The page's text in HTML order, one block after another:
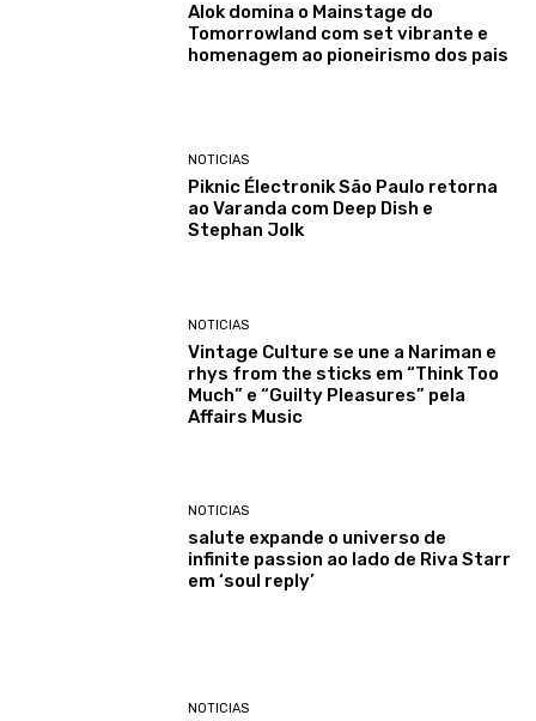
Alok domina o Mainstage do
Tomorrowland com set vibrante e
homenagem ao pioneirismo dos pais
NOTICIAS
Piknic Électronik São Paulo retorna
ao Varanda com Deep Dish e
Stephan Jolk
NOTICIAS
Vintage Culture se une a Nariman e
rhys from the sticks em “Think Too
Much” e “Guilty Pleasures” pela
Affairs Music
NOTICIAS
salute expande o universo de
infinite passion ao lado de Riva Starr
em ‘soul reply’
NOTICIAS